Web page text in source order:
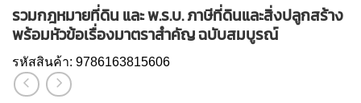
รวมกฎหมายที่ดิน และ พ.ร.บ. ภาษีที่ดินและสิ่งปลูกสร้าง
พร้อมหัวข้อเรื่องมาตราสำคัญ ฉบับสมบูรณ์
รหัสสินค้า: 9786163815606